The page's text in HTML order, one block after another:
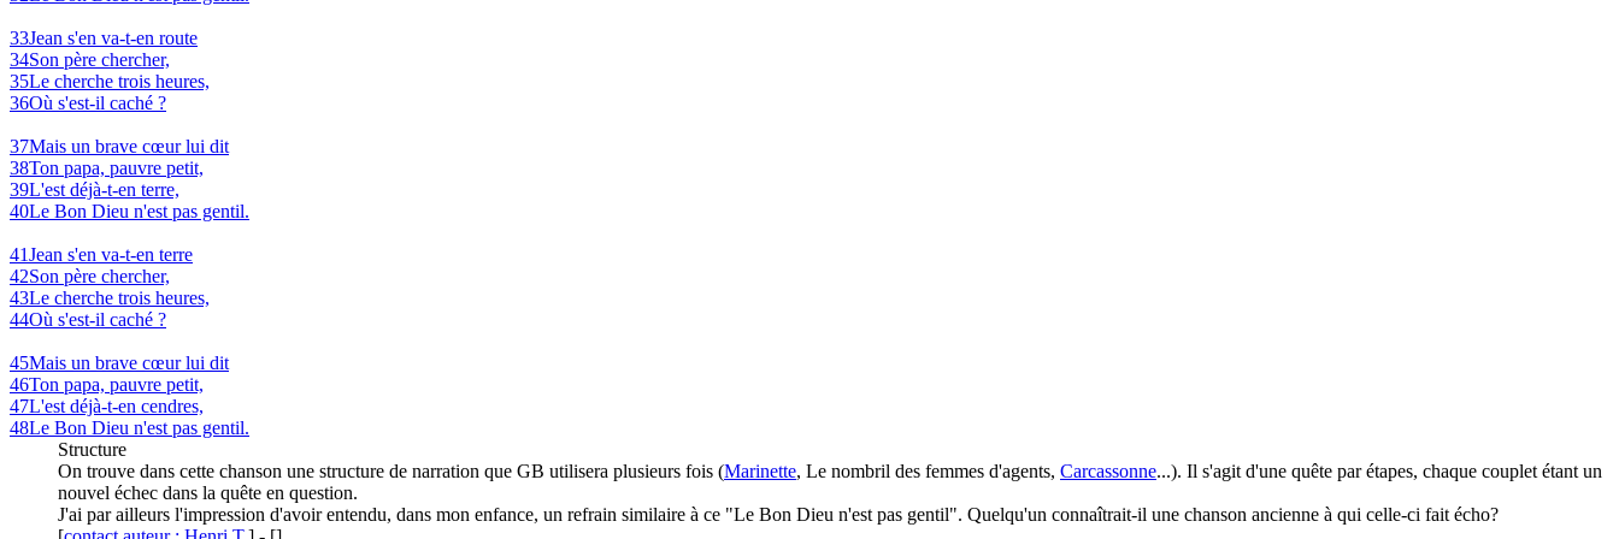
33Jean s'en va-t-en route
34Son père chercher,
35Le cherche trois heures,
36Où s'est-il caché ?
37Mais un brave cœur lui dit
38Ton papa, pauvre petit,
39L'est déjà-t-en terre,
40Le Bon Dieu n'est pas gentil.
41Jean s'en va-t-en terre
42Son père chercher,
43Le cherche trois heures,
44Où s'est-il caché ?
45Mais un brave cœur lui dit
46Ton papa, pauvre petit,
47L'est déjà-t-en cendres,
48Le Bon Dieu n'est pas gentil.
Structure
On trouve dans cette chanson une structure de narration que GB utilisera plusieurs fois (Marinette, Le nombril des femmes d'agents, Carcassonne...). Il s'agit d'une quête par étapes, chaque couplet étant un
nouvel échec dans la quête en question.
J'ai par ailleurs l'impression d'avoir entendu, dans mon enfance, un refrain similaire à ce "Le Bon Dieu n'est pas gentil". Quelqu'un connaîtrait-il une chanson ancienne à qui celle-ci fait écho?